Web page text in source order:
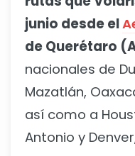
junio desde el
de Querétaro
nacionales de
Mazatlán,
así como a
Antonio y